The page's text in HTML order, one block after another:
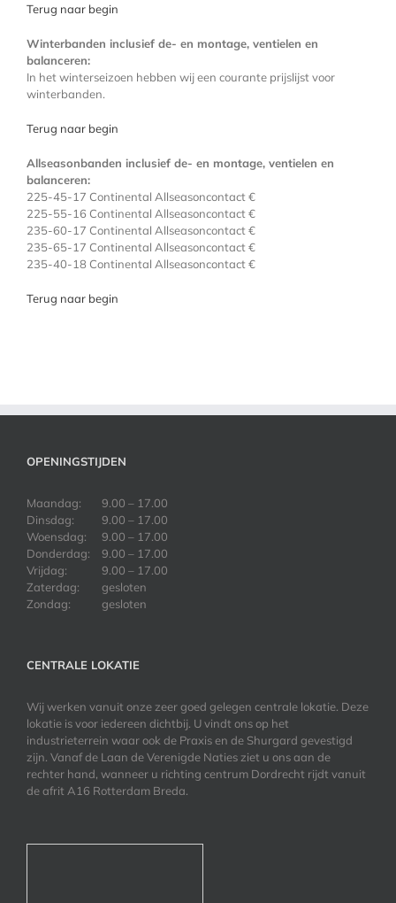
Terug naar begin
Winterbanden inclusief de- en montage, ventielen en
balanceren:
In het winterseizoen hebben wij een courante prijslijst voor
winterbanden.
Terug naar begin
Allseasonbanden inclusief de- en montage, ventielen en
balanceren:
225-45-17 Continental Allseasoncontact €
225-55-16 Continental Allseasoncontact €
235-60-17 Continental Allseasoncontact €
235-65-17 Continental Allseasoncontact €
235-40-18 Continental Allseasoncontact €
Terug naar begin
OPENINGSTIJDEN
Maandag:
9.00 – 17.00
Dinsdag:
9.00 – 17.00
Woensdag:
9.00 – 17.00
Donderdag:
9.00 – 17.00
Vrijdag:
9.00 – 17.00
Zaterdag:
gesloten
Zondag:
gesloten
CENTRALE LOKATIE
Wij werken vanuit onze zeer goed gelegen centrale lokatie. Deze
lokatie is voor iedereen dichtbij. U vindt ons op het
industrieterrein waar ook de Praxis en de Shurgard gevestigd
zijn. Vanaf de Laan de Verenigde Naties ziet u ons aan de
rechter hand, wanneer u richting centrum Dordrecht rijdt vanuit
de afrit A16 Rotterdam Breda.